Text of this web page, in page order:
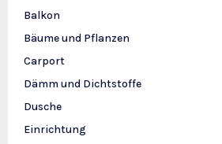
Balkon
Bäume und Pflanzen
Carport
Dämm und Dichtstoffe
Dusche
Einrichtung